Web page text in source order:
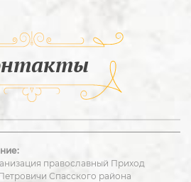
православный Приход
Спасского района